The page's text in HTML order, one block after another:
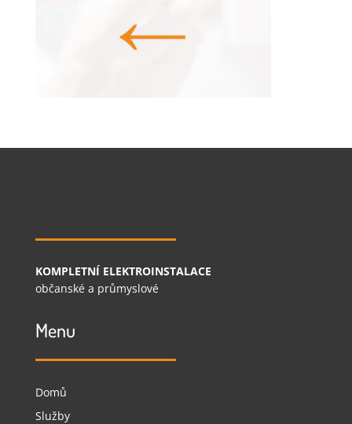
KOMPLETNÍ ELEKTROINSTALACE
občanské a průmyslové
Menu
Domů
Služby